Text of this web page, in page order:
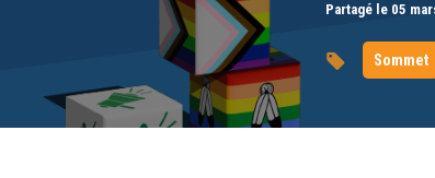
Partagé le 05
Sommet